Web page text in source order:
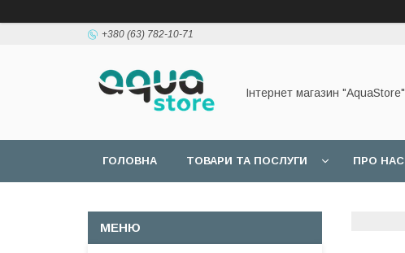
+380 (63) 782-10-71
Інтернет магазин "AquaStore"
ГОЛОВНА ТОВАРИ ТА ПОСЛУГИ ПРО НАС